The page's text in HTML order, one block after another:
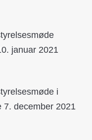
januar 2021
i
7. december 2021